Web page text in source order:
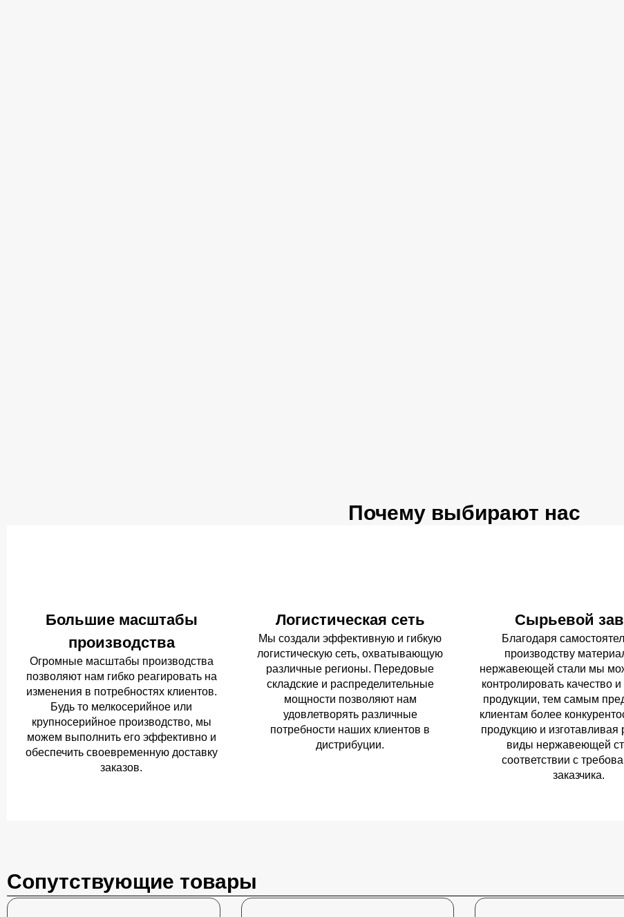
Почему выбирают нас
Большие масштабы
производства
Огромные масштабы производства
позволяют нам гибко реагировать на
изменения в потребностях клиентов.
Будь то мелкосерийное или
крупносерийное производство, мы
можем выполнить его эффективно и
обеспечить своевременную доставку
заказов.
Логистическая сеть
Мы создали эффективную и гибкую
логистическую сеть, охватывающую
различные регионы. Передовые
складские и распределительные
мощности позволяют нам
удовлетворять различные
потребности наших клиентов в
дистрибуции.
Сырьевой
Благодаря
производству
нержавеющей стали мы
контролировать качество
продукции, тем самым
клиентам более
продукцию и изготавливая
виды нержавеющей
соответствии с
заказчика.
Сопутствующие товары